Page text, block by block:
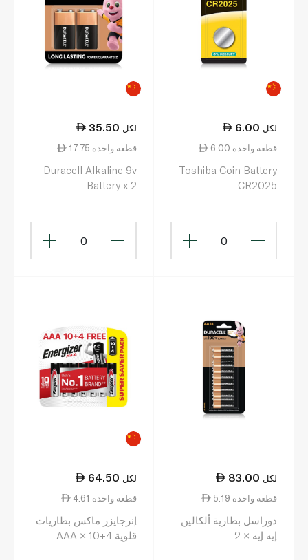
6.00 لكل
6.00 قطعة واحدة
Toshiba Coin Battery
CR2025
0
35.50 لكل
17.75 قطعة واحدة
Duracell Alkaline 9v
Battery x 2
0
83.00 لكل
5.19 قطعة واحدة
دوراسل بطارية ألكالين
إيه إيه × 2
64.50 لكل
4.61 قطعة واحدة
إنرجايزر ماكس بطاريات
قلوية AAA × 10+4